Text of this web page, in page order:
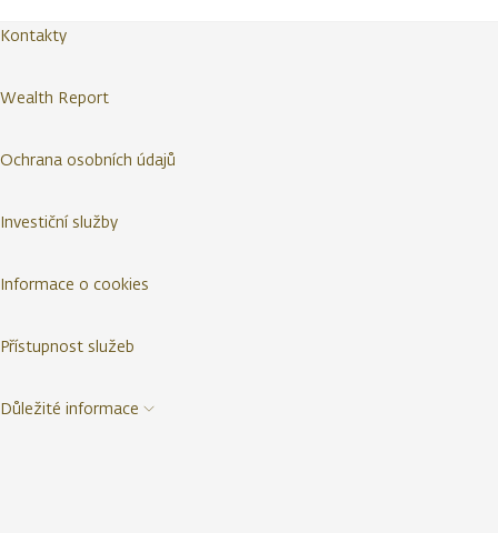
Kontakty
Wealth Report
Ochrana osobních údajů
Investiční služby
Informace o cookies
Přístupnost služeb
Důležité informace